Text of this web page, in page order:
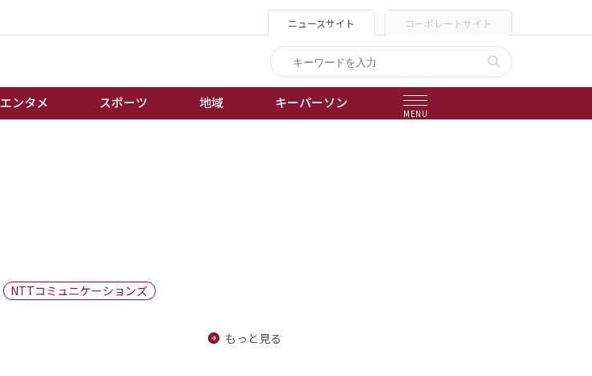
ニュースサイト コーポレートサイト
エンタメ スポーツ 地域 キーパーソン
MENU
棋王戦
NTTコミュニケーションズ
もっと見る